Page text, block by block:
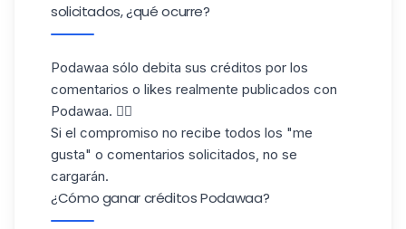
solicitados, ¿qué ocurre?
Podawaa sólo debita sus créditos por los
comentarios o likes realmente publicados con
Podawaa. 👍🏻
Si el compromiso no recibe todos los "me
gusta" o comentarios solicitados, no se
cargarán.
¿Cómo ganar créditos Podawaa?